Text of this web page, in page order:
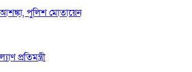
পুলিশ মোতায়েন
প্রতিমন্ত্রী